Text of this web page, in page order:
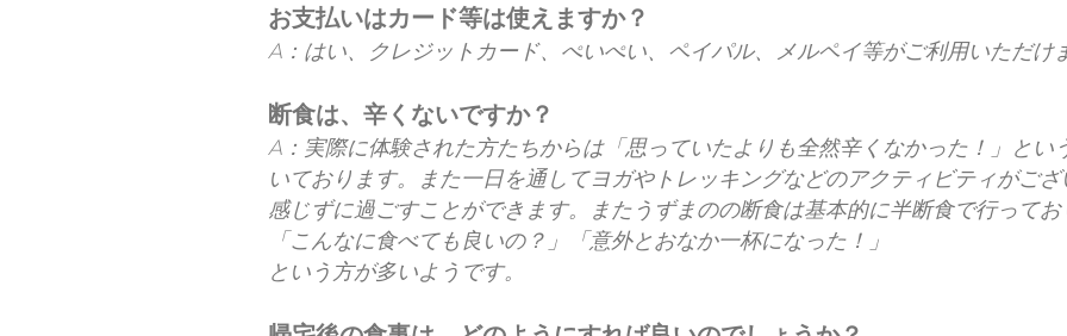
お支払いはカード等は使えますか？
A：はい、クレジットカード、ぺいぺい、ペイパル、メルペイ等がご利用いただけ
断食は、辛くないですか？
A：実際に体験された方たちからは「思っていたよりも全然辛くなかった！」とい
いております。また一日を通してヨガやトレッキングなどのアクティビティがご
感じずに過ごすことができます。またうずまのの断食は基本的に半断食で行ってお
「こんなに食べても良いの？」「意外とおなか一杯になった！」
という方が多いようです。